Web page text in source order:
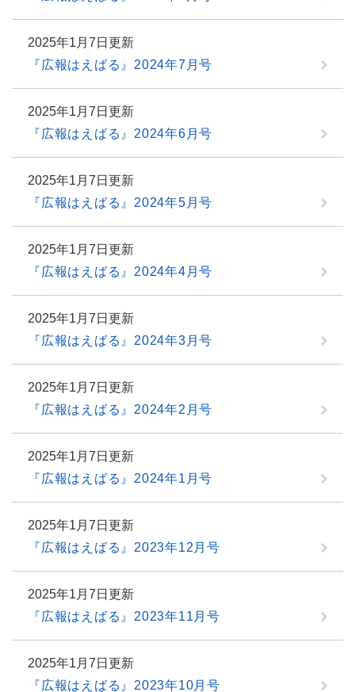
2025年1月7日更新
『広報はえばる』2024年7月号
2025年1月7日更新
『広報はえばる』2024年6月号
2025年1月7日更新
『広報はえばる』2024年5月号
2025年1月7日更新
『広報はえばる』2024年4月号
2025年1月7日更新
『広報はえばる』2024年3月号
2025年1月7日更新
『広報はえばる』2024年2月号
2025年1月7日更新
『広報はえばる』2024年1月号
2025年1月7日更新
『広報はえばる』2023年12月号
2025年1月7日更新
『広報はえばる』2023年11月号
2025年1月7日更新
『広報はえばる』2023年10月号